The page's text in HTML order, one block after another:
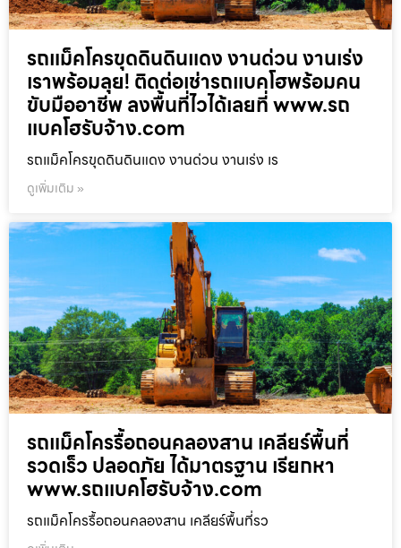
รถแม็คโครขุดดินดินแดง งานด่วน งานเร่ง
เราพร้อมลุย! ติดต่อเช่ารถแบคโฮพร้อมคน
ขับมืออาชีพ ลงพื้นที่ไวได้เลยที่ www.รถ
แบคโฮรับจ้าง.com
รถแม็คโครขุดดินดินแดง งานด่วน งานเร่ง เร
ดูเพิ่มเติม »
รถแม็คโครรื้อถอนคลองสาน เคลียร์พื้นที่
รวดเร็ว ปลอดภัย ได้มาตรฐาน เรียกหา
www.รถแบคโฮรับจ้าง.com
รถแม็คโครรื้อถอนคลองสาน เคลียร์พื้นที่รว